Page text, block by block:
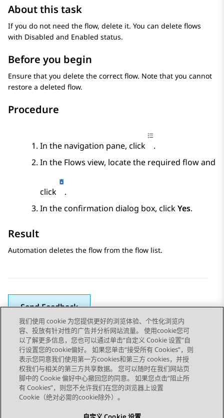
About this task
If you do not need the flow, delete it. You can delete flows
with Disabled and Enabled status.
Before you begin
Ensure that you delete the correct flow. Note that you cannot
restore a deleted flow.
Procedure
In the navigation pane, click
.
In the Flows view, locate the required flow and
click
.
In the confirmation dialog box, clickYes.
Result
Automation deletes the flow from the flow list.
Send Feedback
Topic navigation
上一主题 下一主题
STAY CONNECTED
我们使用 cookie 为您提供更好的浏览体验、个性化浏览内
容、投放有针对性的广告并分析网站流量。 使用cookie您可
以了解更多信息，您也可以通过单击“自定义 Cookie 设置”自
行设置您的cookie偏好。 如果您单击“接受所有 Cookies”，则
表示您同意我们使用第一方cookies和第三方 cookies，并授
权我们与相关的第三方共享数据。 您可以随时在我们网站页
脚中的 Cookie 偏好中心撤回您的同意。 如果您点击“阻止所
有 Cookies”，则您不允许我们在您的浏览器上设置
Cookie（绝对必需的cookie除外）。